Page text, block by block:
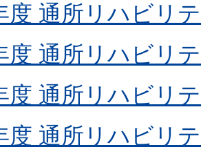
度 通所リハビリ
度 通所リハビリ
度 通所リハビリ
度 通所リハビリ